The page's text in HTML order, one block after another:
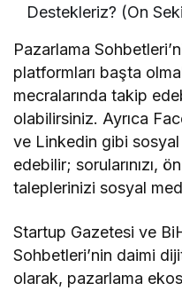
Destekleriz? (On
Pazarlama
platformları başta
mecralarında takip
olabilirsiniz. Ayrıca
ve Linkedin gibi
edebilir; sorularınızı,
taleplerinizi sosyal
Startup Gazetesi ve
Sohbetleri’nin daimi
olarak, pazarlama